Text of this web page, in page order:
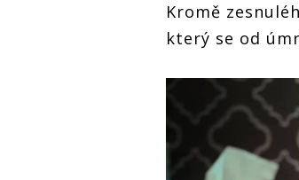
Kromě
který se od